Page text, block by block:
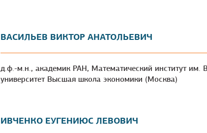
ВАСИЛЬЕВ ВИКТОР АНАТОЛЬЕВИЧ
д.ф.-м.н., академик РАН, Математический институт им.
университет Высшая школа экономики (Москва)
ИВЧЕНКО ЕУГЕНИЮС ЛЕВОВИЧ